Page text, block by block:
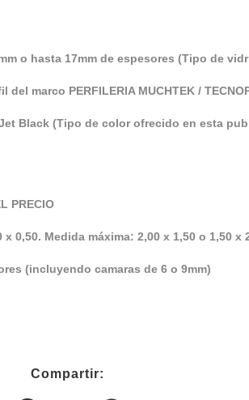
o hasta 17mm de espesores (Tipo de
marco PERFILERIA MUCHTEK /
Black (Tipo de color ofrecido en esta
PRECIO
0,50. Medida máxima: 2,00 x 1,50 o 1,50 x
(incluyendo camaras de 6 o 9mm)
Compartir: